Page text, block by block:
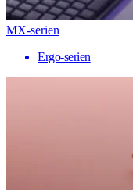
MX-serien
Ergo-serien